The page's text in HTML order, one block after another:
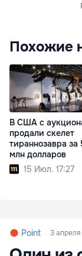
Похожие
В США с
продали скелет
тираннозавра за
млн долларов
15 Июл. 17:27
Point 3 апреля